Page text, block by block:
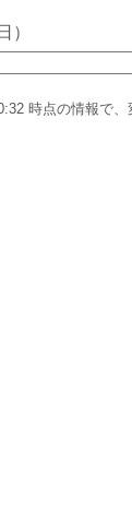
）
時点の情報で、